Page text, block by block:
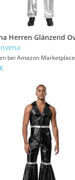
bei Amazon Marketplace